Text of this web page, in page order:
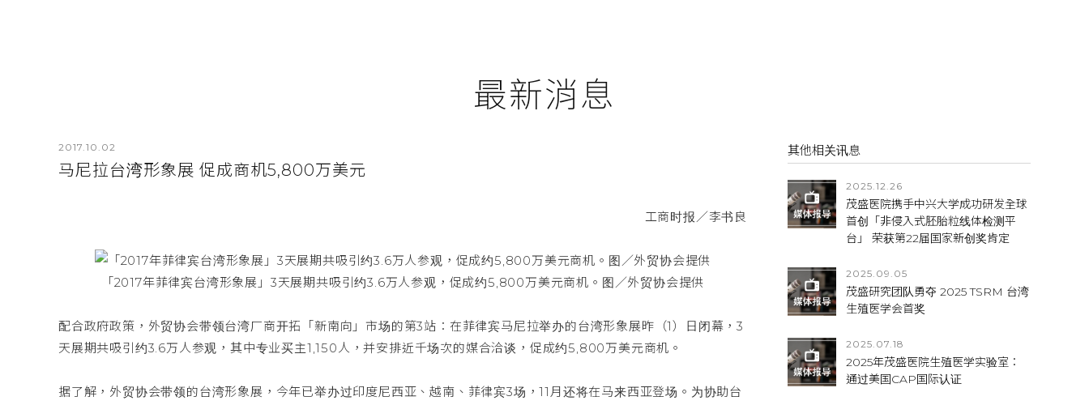
最新消息
2017.10.02
马尼拉台湾形象展 促成商机5,800万美元
工商时报／李书良
「2017年菲律宾台湾形象展」3天展期共吸引约3.6万人参观，促成约5,800万美元商机。图／外贸协会提供
配合政府政策，外贸协会带领台湾厂商开拓「新南向」市场的第3站：在菲律宾马尼拉举办的台湾形象展昨（1）日闭幕，3
天展期共吸引约3.6万人参观，其中专业买主1,150人，并安排近千场次的媒合洽谈，促成约5,800万美元商机。
据了解，外贸协会带领的台湾形象展，今年已举办过印度尼西亚、越南、菲律宾3场，11月还将在马来西亚登场。为协助台
其他相关讯息
2025.12.26
茂盛医院携手中兴大学成功研发全球
首创「非侵入式胚胎粒线体检测平
台」 荣获第22届国家新创奖肯定
2025.09.05
茂盛研究团队勇夺 2025 TSRM 台湾
生殖医学会首奖
2025.07.18
2025年茂盛医院生殖医学实验室：
通过美国CAP国际认证